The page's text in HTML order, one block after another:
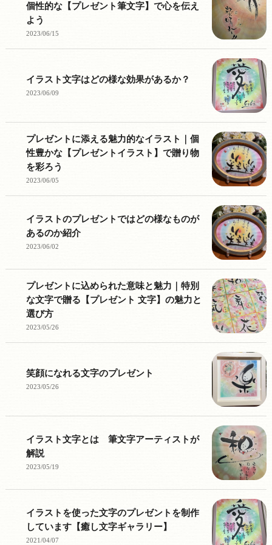
個性的な【プレゼント筆文字】で心を伝え
よう
2023/06/15
イラスト文字はどの様な効果があるか？
2023/06/09
プレゼントに添える魅力的なイラスト｜個
性豊かな【プレゼントイラスト】で贈り物
を彩ろう
2023/06/05
イラストのプレゼントではどの様なものが
あるのか紹介
2023/06/02
プレゼントに込められた意味と魅力｜特別
な文字で贈る【プレゼント 文字】の魅力と
選び方
2023/05/26
笑顔になれる文字のプレゼント
2023/05/26
イラスト文字とは 筆文字アーティストが
解説
2023/05/19
イラストを使った文字のプレゼントを制作
しています【癒し文字ギャラリー】
2021/04/07